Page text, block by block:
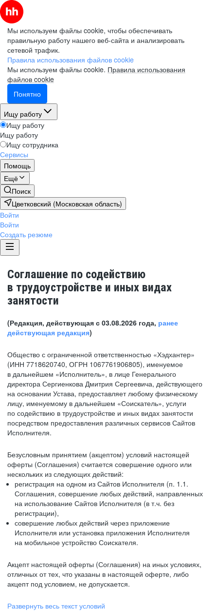
Мы используем файлы cookie, чтобы обеспечивать
правильную работу нашего веб-сайта и анализировать
сетевой трафик.
Правила использования файлов cookie
Мы используем файлы cookie. Правила использования
файлов cookie
Понятно
Ищу работу
Ищу работу
Ищу работу
Ищу сотрудника
Сервисы
Помощь
Ещё
Поиск
Цветковский (Московская область)
Войти
Войти
Создать резюме
Соглашение по содействию
в трудоустройстве и иных видах
занятости
(Редакция, действующая с 03.08.2026 года, ранее
действующая редакция)
Общество с ограниченной ответственностью «Хэдхантер»
(ИНН 7718620740, ОГРН 1067761906805), именуемое
в дальнейшем «Исполнитель», в лице Генерального
директора Сергиенкова Дмитрия Сергеевича, действующего
на основании Устава, предоставляет любому физическому
лицу, именуемому в дальнейшем «Соискатель», услуги
по содействию в трудоустройстве и иных видах занятости
посредством предоставления различных сервисов Сайтов
Исполнителя.
Безусловным принятием (акцептом) условий настоящей
оферты (Соглашения) считается совершение одного или
нескольких из следующих действий:
регистрация на одном из Сайтов Исполнителя (п. 1.1.
Соглашения, совершение любых действий, направленных
на использование Сайтов Исполнителя (в т.ч. без
регистрации),
совершение любых действий через приложение
Исполнителя или установка приложения Исполнителя
на мобильное устройство Соискателя.
Акцепт настоящей оферты (Соглашения) на иных условиях,
отличных от тех, что указаны в настоящей оферте, либо
акцепт под условием, не допускается.
Развернуть весь текст условий